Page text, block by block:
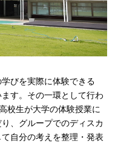
びを実際に体験できる
す。その一環として行わ
校生が大学の体験授業に
、グループでのディスカ
自分の考えを整理・発表